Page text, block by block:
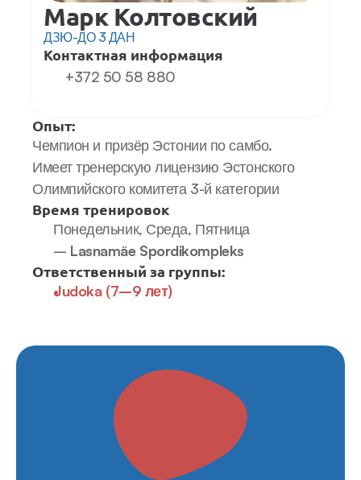
Марк Колтовский
ДЗЮ-ДО 3 ДАН
Контактная информация
+372 50 58 880
Опыт:
Чемпион и призёр Эстонии по самбо.
Имеет тренерскую лицензию Эстонского
Олимпийского комитета 3-й категории
Время тренировок
Понедельник, Среда, Пятница
– Lasnamäe Spordikompleks
Ответственный за группы:
Judoka (7–9 лет)